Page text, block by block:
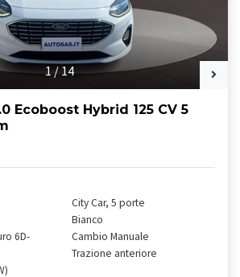
1/14
Ecoboost Hybrid 125 CV 5
6D-
City Car, 5 porte
Bianco
Cambio Manuale
Trazione anteriore